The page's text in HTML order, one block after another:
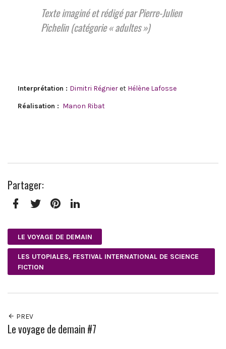
Texte imaginé et rédigé par Pierre-Julien
Pichelin (catégorie« adultes »)
Interprétation : Dimitri Régnieret Hélène Lafosse
Réalisation : Manon Ribat
Partager:
LE VOYAGE DE DEMAIN
LES UTOPIALES, FESTIVAL INTERNATIONAL DE SCIENCE
FICTION
PREV
Le voyage de demain #7